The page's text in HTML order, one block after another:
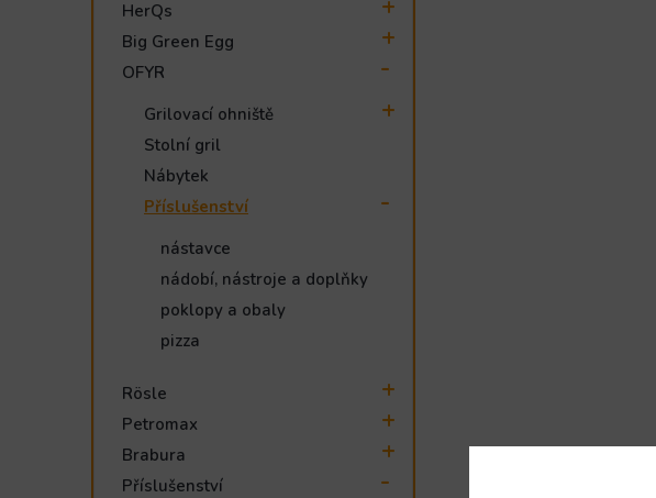
HerQs
Big Green Egg
OFYR
Grilovací ohniště
Stolní gril
Nábytek
Příslušenství
nástavce
nádobí, nástroje a doplňky
poklopy a obaly
pizza
Rösle
Petromax
Brabura
Příslušenství